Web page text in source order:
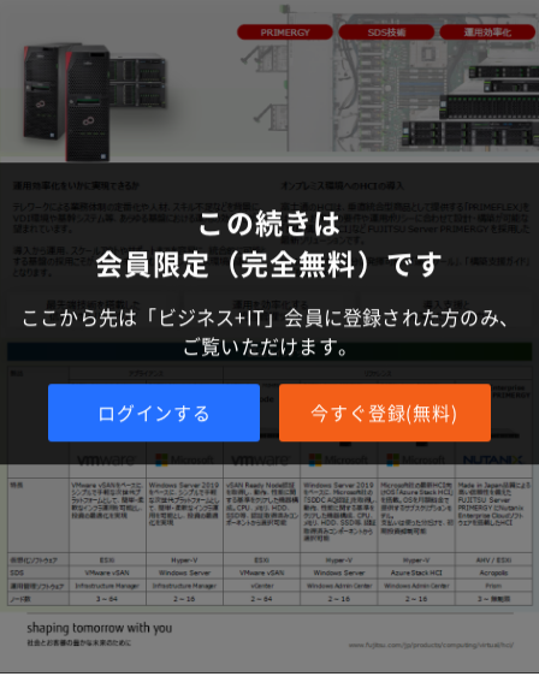
この続きは
会員限定（完全無料）です
ここから先は「ビジネス+IT」会員に登録された方のみ、
ご覧いただけます。
ログインする 今すぐ登録(無料)